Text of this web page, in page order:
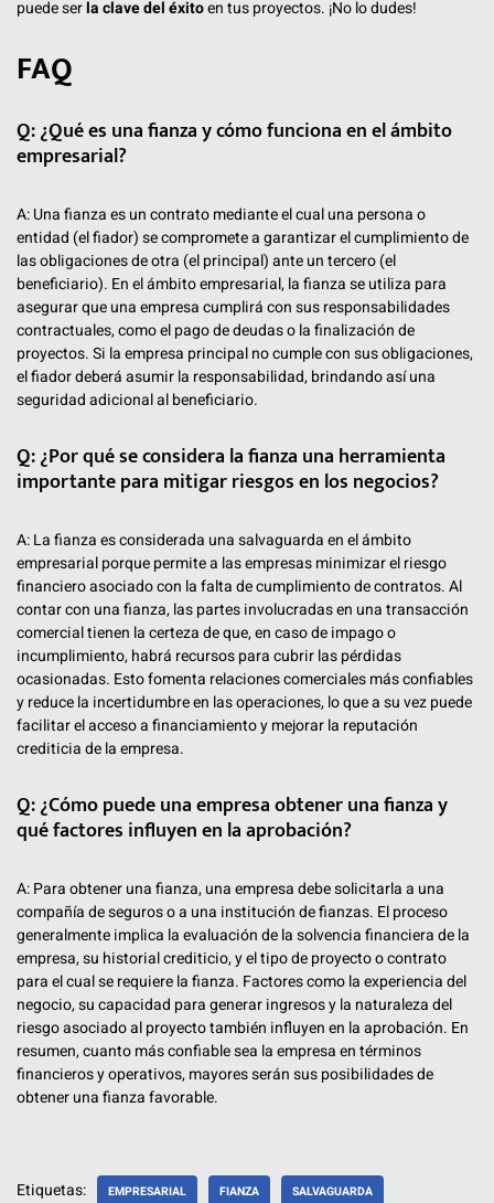
puede serla clave del éxitoen tus proyectos. ¡No lo dudes!
FAQ
Q: ¿Qué es una fianza y cómo funciona en el ámbito
empresarial?
A: Una fianza es un contrato mediante el cual una persona o
entidad (el fiador) se compromete a garantizar el cumplimiento de
las obligaciones de otra (el principal) ante un tercero (el
beneficiario). En el ámbito empresarial, la fianza se utiliza para
asegurar que una empresa cumplirá con sus responsabilidades
contractuales, como el pago de deudas o la finalización de
proyectos. Si la empresa principal no cumple con sus obligaciones,
el fiador deberá asumir la responsabilidad, brindando así una
seguridad adicional al beneficiario.
Q: ¿Por qué se considera la fianza una herramienta
importante para mitigar riesgos en los negocios?
A: La fianza es considerada una salvaguarda en el ámbito
empresarial porque permite a las empresas minimizar el riesgo
financiero asociado con la falta de cumplimiento de contratos. Al
contar con una fianza, las partes involucradas en una transacción
comercial tienen la certeza de que, en caso de impago o
incumplimiento, habrá recursos para cubrir las pérdidas
ocasionadas. Esto fomenta relaciones comerciales más confiables
y reduce la incertidumbre en las operaciones, lo que a su vez puede
facilitar el acceso a financiamiento y mejorar la reputación
crediticia de la empresa.
Q: ¿Cómo puede una empresa obtener una fianza y
qué factores influyen en la aprobación?
A: Para obtener una fianza, una empresa debe solicitarla a una
compañía de seguros o a una institución de fianzas. El proceso
generalmente implica la evaluación de la solvencia financiera de la
empresa, su historial crediticio, y el tipo de proyecto o contrato
para el cual se requiere la fianza. Factores como la experiencia del
negocio, su capacidad para generar ingresos y la naturaleza del
riesgo asociado al proyecto también influyen en la aprobación. En
resumen, cuanto más confiable sea la empresa en términos
financieros y operativos, mayores serán sus posibilidades de
obtener una fianza favorable.
Etiquetas: EMPRESARIAL FIANZA SALVAGUARDA